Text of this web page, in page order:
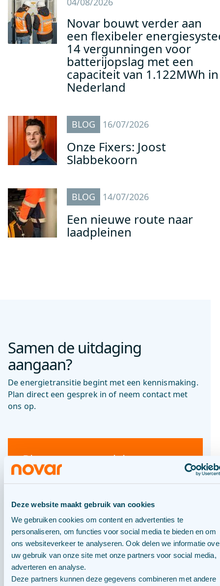
Deze website maakt gebruik van cookies
We gebruiken cookies om content en advertenties te
personaliseren, om functies voor social media te bieden en om
ons websiteverkeer te analyseren. Ook delen we informatie
uw gebruik van onze site met onze partners voor social media,
adverteren en analyse.
Deze partners kunnen deze gegevens combineren met andere
Novar bouwt verder aan
een flexibeler
14 vergunningen voor
batterijopslag met een
capaciteit van 1.122MWh in
Nederland
BLOG 16/07/2026
Onze Fixers: Joost
Slabbekoorn
BLOG 14/07/2026
Een nieuwe route naar
laadpleinen
Samen de uitdaging
aangaan?
De energietransitie begint met een kennismaking.
Plan direct een gesprek in of neem contact met
ons op.
Plan een gesprek in
Onze specialisten helpen je met gericht
PLAN GESPREK IN